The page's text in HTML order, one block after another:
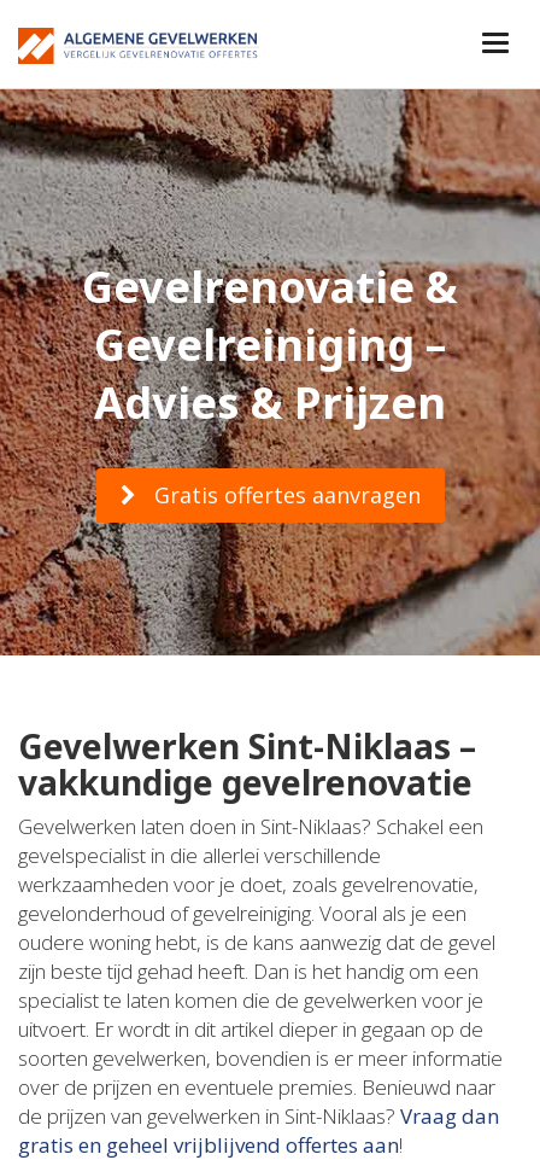
Gevelrenovatie &
Gevelreiniging –
Advies & Prijzen
Gratis offertes aanvragen
Gevelwerken Sint-Niklaas –
vakkundige gevelrenovatie
Gevelwerken laten doen in Sint-Niklaas? Schakel een
gevelspecialist in die allerlei verschillende
werkzaamheden voor je doet, zoals gevelrenovatie,
gevelonderhoud of gevelreiniging. Vooral als je een
oudere woning hebt, is de kans aanwezig dat de gevel
zijn beste tijd gehad heeft. Dan is het handig om een
specialist te laten komen die de gevelwerken voor je
uitvoert. Er wordt in dit artikel dieper in gegaan op de
soorten gevelwerken, bovendien is er meer informatie
over de prijzen en eventuele premies. Benieuwd naar
de prijzen van gevelwerken in Sint-Niklaas? Vraag dan
gratis en geheel vrijblijvend offertes aan!